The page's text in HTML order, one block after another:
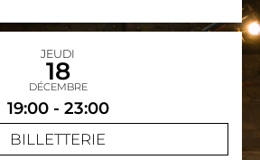
JEUDI
18
DÉCEMBRE
19:00 - 23:00
BILLETTERIE